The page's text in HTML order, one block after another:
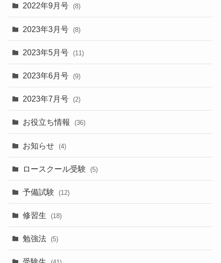
2022年9月号 (8)
2023年3月号 (8)
2023年5月号 (11)
2023年6月号 (9)
2023年7月号 (2)
お役立ち情報 (36)
お知らせ (4)
ロースクール受験 (5)
予備試験 (12)
修習生 (18)
勉強法 (5)